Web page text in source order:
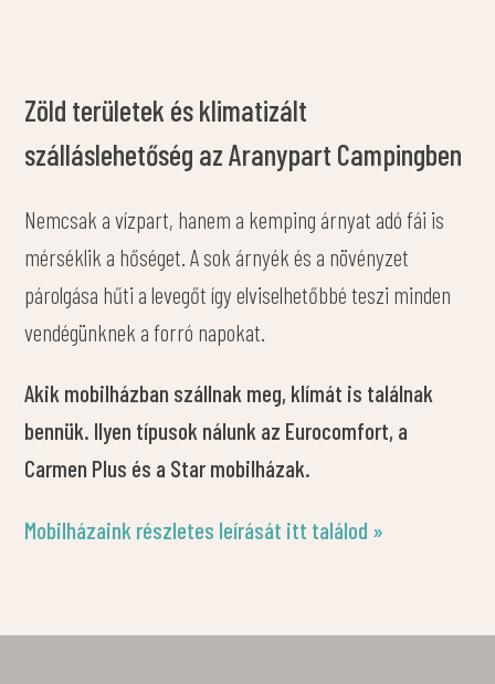
Zöld területek és klimatizált
szálláslehetőség az Aranypart Campingben
Nemcsak a vízpart, hanem a kemping árnyat adó fái is
mérséklik a hőséget. A sok árnyék és a növényzet
párolgása hűti a levegőt így elviselhetőbbé teszi minden
vendégünknek a forró napokat.
Akik mobilházban szállnak meg, klímát is találnak
bennük. Ilyen típusok nálunk az Eurocomfort, a
Carmen Plus és a Star mobilházak.
Mobilházaink részletes leírását itt találod »